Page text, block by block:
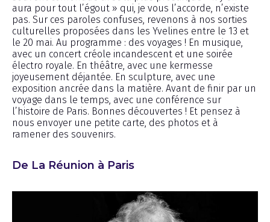
aura pour tout l’égout » qui, je vous l’accorde, n’existe
pas. Sur ces paroles confuses, revenons à nos sorties
culturelles proposées dans les Yvelines entre le 13 et
le 20 mai. Au programme : des voyages ! En musique,
avec un concert créole incandescent et une soirée
électro royale. En théâtre, avec une kermesse
joyeusement déjantée. En sculpture, avec une
exposition ancrée dans la matière. Avant de finir par un
voyage dans le temps, avec une conférence sur
l’histoire de Paris. Bonnes découvertes ! Et pensez à
nous envoyer une petite carte, des photos et à
ramener des souvenirs.
De La Réunion à Paris